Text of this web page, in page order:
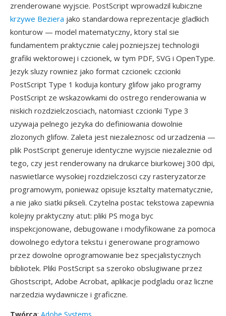
zrenderowane wyjscie. PostScript wprowadzil kubiczne
krzywe Beziera jako standardowa reprezentacje gladkich
konturow — model matematyczny, ktory stal sie
fundamentem praktycznie calej pozniejszej technologii
grafiki wektorowej i czcionek, w tym PDF, SVG i OpenType.
Jezyk sluzy rowniez jako format czcionek: czcionki
PostScript Type 1 koduja kontury glifow jako programy
PostScript ze wskazowkami do ostrego renderowania w
niskich rozdzielczosciach, natomiast czcionki Type 3
uzywaja pelnego jezyka do definiowania dowolnie
zlozonych glifow. Zaleta jest niezaleznosc od urzadzenia —
plik PostScript generuje identyczne wyjscie niezaleznie od
tego, czy jest renderowany na drukarce biurkowej 300 dpi,
naswietlarce wysokiej rozdzielczosci czy rasteryzatorze
programowym, poniewaz opisuje ksztalty matematycznie,
a nie jako siatki pikseli. Czytelna postac tekstowa zapewnia
kolejny praktyczny atut: pliki PS moga byc
inspekcjonowane, debugowane i modyfikowane za pomoca
dowolnego edytora tekstu i generowane programowo
przez dowolne oprogramowanie bez specjalistycznych
bibliotek. Pliki PostScript sa szeroko obslugiwane przez
Ghostscript, Adobe Acrobat, aplikacje podgladu oraz liczne
narzedzia wydawnicze i graficzne.